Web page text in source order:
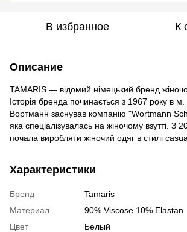
В избранное К
Описание
TAMARIS — відомий німецький бренд
Історія бренда починається з 1967 року в
Вортманн заснував компанію "Wortmann
яка спеціалізувалась на жіночому взутті. З
почала виробляти жіночий одяг в стилі
Характеристики
Бренд
Tamaris
Материал
90% Viscose 10% Elastan
Цвет
Белый